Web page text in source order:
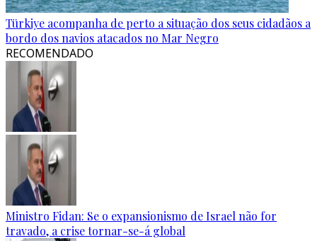
Türkiye acompanha de perto a situação dos seus cidadãos a
bordo dos navios atacados no Mar Negro
RECOMENDADO
Ministro Fidan: Se o expansionismo de Israel não for
travado, a crise tornar-se-á global